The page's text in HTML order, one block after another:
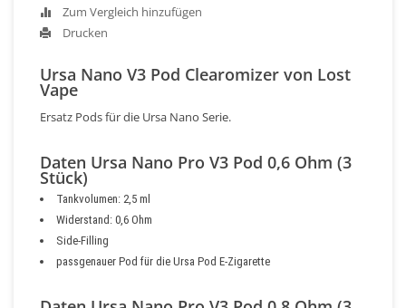
Zum Vergleich hinzufügen
Drucken
Ursa Nano V3 Pod Clearomizer von Lost
Vape
Ersatz Pods für die Ursa Nano Serie.
Daten Ursa Nano Pro V3 Pod 0,6 Ohm (3
Stück)
Tankvolumen: 2,5 ml
Widerstand: 0,6 Ohm
Side-Filling
passgenauer Pod für die Ursa Pod E-Zigarette